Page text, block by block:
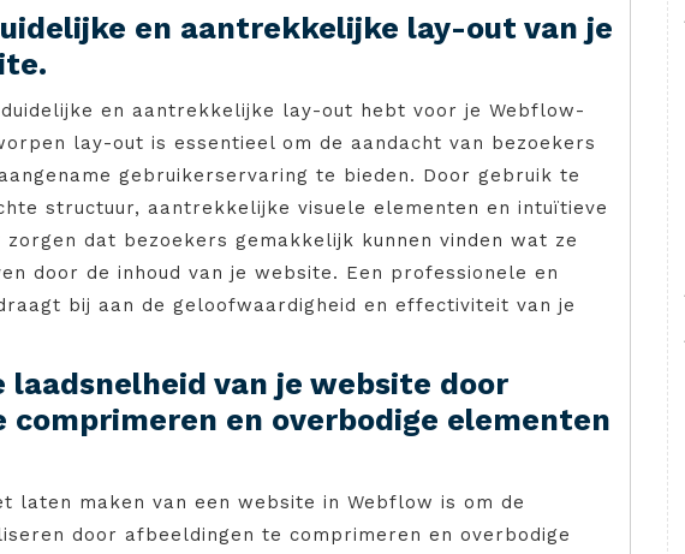
en aantrekkelijke lay-out van je
en aantrekkelijke lay-out hebt voor je Webflow-
lay-out is essentieel om de aandacht van bezoekers
gebruikerservaring te bieden. Door gebruik te
structuur, aantrekkelijke visuele elementen en intuïtieve
dat bezoekers gemakkelijk kunnen vinden wat ze
door de inhoud van je website. Een professionele en
bij aan de geloofwaardigheid en effectiviteit van je
laadsnelheid van je website door
comprimeren en overbodige elementen
laten maken van een website in Webflow is om de
door afbeeldingen te comprimeren en overbodige